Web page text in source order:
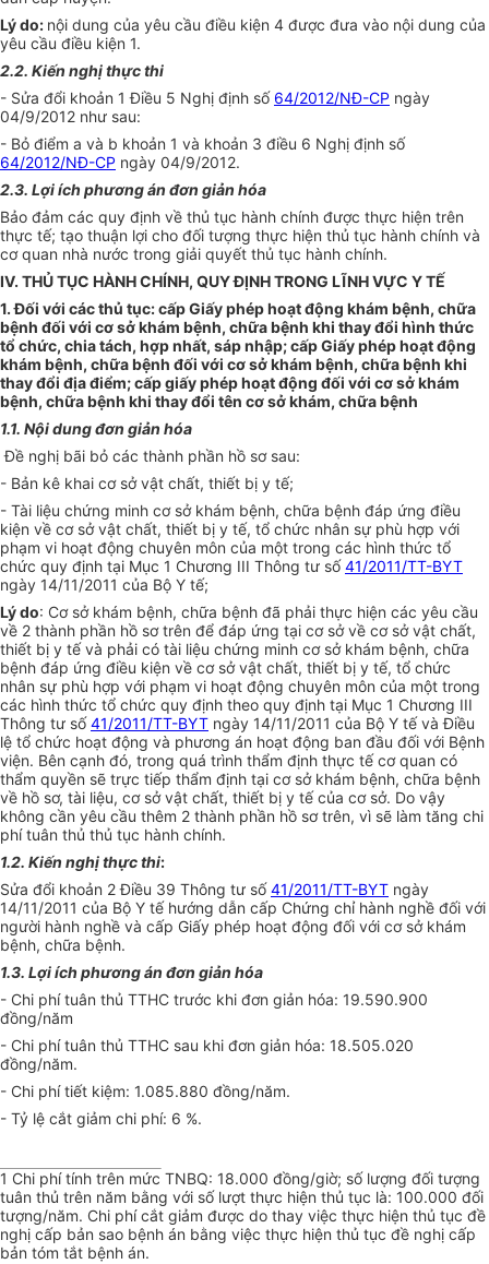
Lý do: nội dung của yêu cầu điều kiện 4 được đưa vào nội dung của
yêu cầu điều kiện 1.
2.2. Kiến nghị thực thi
- Sửa đổi khoản 1 Điều 5 Nghị định số 64/2012/NĐ-CP ngày
04/9/2012 như sau:
- Bỏ điểm a và b khoản 1 và khoản 3 điều 6 Nghị định số
64/2012/NĐ-CP ngày 04/9/2012.
2.3. Lợi ích phương án đơn giản hóa
Bảo đảm các quy định về thủ tục hành chính được thực hiện trên
thực tế; tạo thuận lợi cho đối tượng thực hiện thủ tục hành chính và
cơ quan nhà nước trong giải quyết thủ tục hành chính.
IV. THỦ TỤC HÀNH CHÍNH, QUY ĐỊNH TRONG LĨNH VỰC Y TẾ
1. Đối với các thủ tục: cấp Giấy phép hoạt động khám bệnh, chữa
bệnh đối với cơ sở khám bệnh, chữa bệnh khi thay đổi hình thức
tổ chức, chia tách, hợp nhất, sáp nhập; cấp Giấy phép hoạt động
khám bệnh, chữa bệnh đối với cơ sở khám bệnh, chữa bệnh khi
thay đổi địa điểm; cấp giấy phép hoạt động đối với cơ sở khám
bệnh, chữa bệnh khi thay đổi tên cơ sở khám, chữa bệnh
1.1. Nội dung đơn giản hóa
Đề nghị bãi bỏ các thành phần hồ sơ sau:
- Bản kê khai cơ sở vật chất, thiết bị y tế;
- Tài liệu chứng minh cơ sở khám bệnh, chữa bệnh đáp ứng điều
kiện về cơ sở vật chất, thiết bị y tế, tổ chức nhân sự phù hợp với
phạm vi hoạt động chuyên môn của một trong các hình thức tổ
chức quy định tại Mục 1 Chương III Thông tư số41/2011/TT-BYT
ngày 14/11/2011 của Bộ Y tế;
Lý do: Cơ sở khám bệnh, chữa bệnh đã phải thực hiện các yêu cầu
về 2 thành phần hồ sơ trên để đáp ứng tại cơ sở về cơ sở vật chất,
thiết bị y tế và phải có tài liệu chứng minh cơ sở khám bệnh, chữa
bệnh đáp ứng điều kiện về cơ sở vật chất, thiết bị y tế, tổ chức
nhân sự phù hợp với phạm vi hoạt động chuyên môn của một trong
các hình thức tổ chức quy định theo quy định tại Mục 1 Chương III
Thông tư số41/2011/TT-BYT ngày 14/11/2011 của Bộ Y tế và Điều
lệ tổ chức hoạt động và phương án hoạt động ban đầu đối với Bệnh
viện. Bên cạnh đó, trong quá trình thẩm định thực tế cơ quan có
thẩm quyền sẽ trực tiếp thẩm định tại cơ sở khám bệnh, chữa bệnh
về hồ sơ, tài liệu, cơ sở vật chất, thiết bị y tế của cơ sở. Do vậy
không cần yêu cầu thêm 2 thành phần hồ sơ trên, vì sẽ làm tăng chi
phí tuân thủ thủ tục hành chính.
1.2. Kiến nghị thực thi:
Sửa đổi khoản 2 Điều 39 Thông tư số41/2011/TT-BYT ngày
14/11/2011 của Bộ Y tế hướng dẫn cấp Chứng chỉ hành nghề đối với
người hành nghề và cấp Giấy phép hoạt động đối với cơ sở khám
bệnh, chữa bệnh.
1.3. Lợi ích phương án đơn giản hóa
- Chi phí tuân thủ TTHC trước khi đơn giản hóa: 19.590.900
đồng/năm
- Chi phí tuân thủ TTHC sau khi đơn giản hóa: 18.505.020
đồng/năm.
- Chi phí tiết kiệm: 1.085.880 đồng/năm.
- Tỷ lệ cắt giảm chi phí: 6 %.
1 Chi phí tính trên mức TNBQ: 18.000 đồng/giờ; số lượng đối tượng
tuân thủ trên năm bằng với số lượt thực hiện thủ tục là: 100.000 đối
tượng/năm. Chi phí cắt giảm được do thay việc thực hiện thủ tục đề
nghị cấp bản sao bệnh án bằng việc thực hiện thủ tục đề nghị cấp
bản tóm tắt bệnh án.